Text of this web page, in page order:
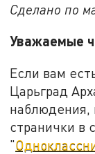
Сделано по
Уважаемые
Если вам
Царьград
наблюдения,
странички в
"